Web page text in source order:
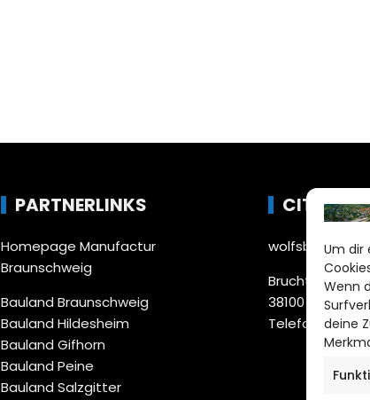
Um dir
Wenn
deine
PARTNERLINKS
Homepage Manufactur
Braunschweig
Bauland Braunschweig
Bauland Hildesheim
Bauland Gifhorn
Bauland Peine
Bauland Salzgitter
CITYLIFE!
Bruchtorwall 12
38100
Telefon: 0531